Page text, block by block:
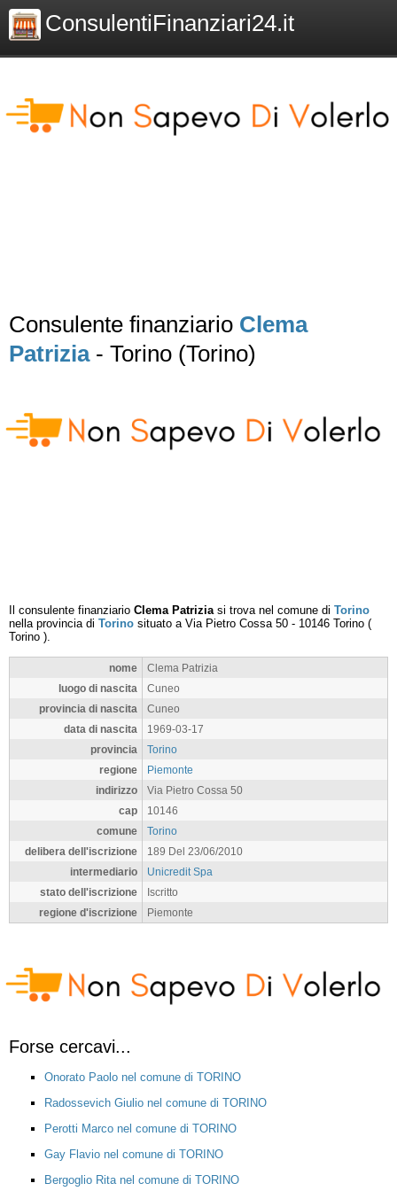
ConsulentiFinanziari24.it
Consulente finanziario Clema
Patrizia- Torino (Torino)
Il consulente finanziario Clema Patriziasi trova nel comune di Torino
nella provincia di Torino situato a Via Pietro Cossa 50 - 10146 Torino (
Torino ).
nome
Clema Patrizia
luogo di nascita
Cuneo
provincia di nascita
Cuneo
data di nascita
1969-03-17
provincia
Torino
regione
Piemonte
indirizzo
Via Pietro Cossa 50
cap
10146
comune
Torino
delibera dell'iscrizione
189 Del 23/06/2010
intermediario
Unicredit Spa
stato dell'iscrizione
Iscritto
regione d'iscrizione
Piemonte
Forse cercavi...
Onorato Paolo nel comune di TORINO
Radossevich Giulio nel comune di TORINO
Perotti Marco nel comune di TORINO
Gay Flavio nel comune di TORINO
Bergoglio Rita nel comune di TORINO